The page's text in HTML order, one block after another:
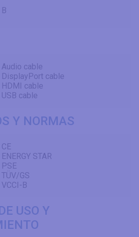
B
Audio cable
DisplayPort cable
HDMI cable
USB cable
Y NORMAS
CE
ENERGY STAR
PSE
TÜV/GS
VCCI-B
USO Y